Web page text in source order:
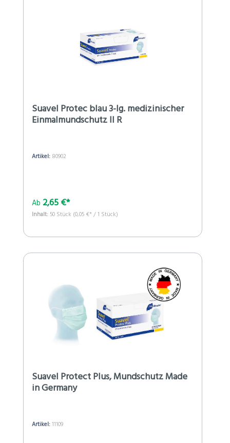
Suavel Protec blau 3-lg. medizinischer
Einmalmundschutz II R
Artikel: 80902
Ab 2,65 €*
Inhalt:50 Stück (0,05 €* / 1 Stück)
Suavel Protect Plus, Mundschutz Made
in Germany
Artikel:11109